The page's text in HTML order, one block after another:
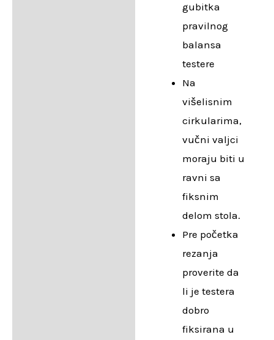
gubitka
pravilnog
balansa
testere
Na
višelisnim
cirkularima,
vučni valjci
moraju biti u
ravni sa
fiksnim
delom stola.
Pre početka
rezanja
proverite da
li je testera
dobro
fiksirana u